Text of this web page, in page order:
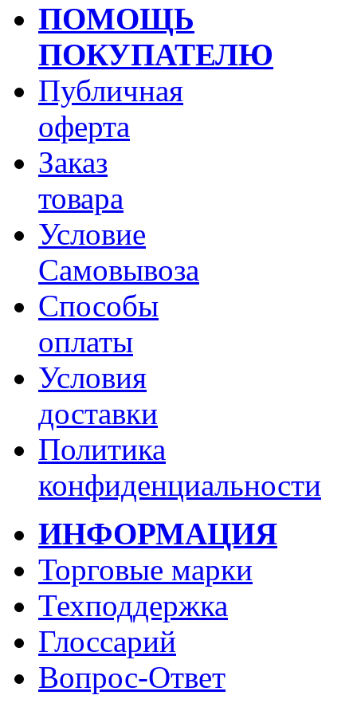
ПОМОЩЬ
ПОКУПАТЕЛЮ
Публичная
оферта
Заказ
товара
Условие
Самовывоза
Способы
оплаты
Условия
доставки
Политика
конфиденциальности
ИНФОРМАЦИЯ
Торговые марки
Техподдержка
Глоссарий
Вопрос-Ответ